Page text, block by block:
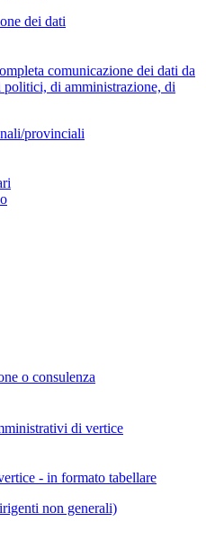
dei dati
comunicazione dei dati da
di amministrazione, di
provinciali
o consulenza
di vertice
- in formato tabellare
non generali)